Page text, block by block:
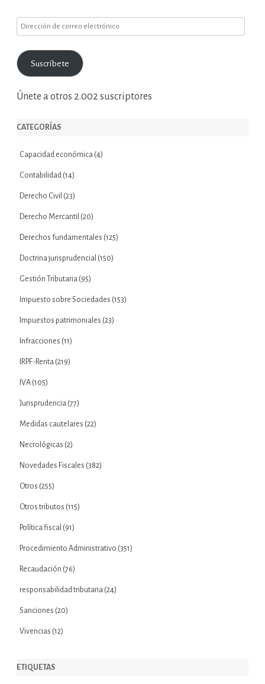
Dirección
correo
electrónico
Suscríbete
Únete a otros 2.002 suscriptores
CATEGORÍAS
Capacidad económica (4)
Contabilidad (14)
Derecho Civil (23)
Derecho Mercantil (20)
Derechos fundamentales (125)
Doctrina jurisprudencial (150)
Gestión Tributaria (95)
Impuesto sobre Sociedades (153)
Impuestos patrimoniales (23)
Infracciones (11)
IRPF-Renta (219)
IVA (105)
Jurisprudencia (77)
Medidas cautelares (22)
Necrológicas (2)
Novedades Fiscales (382)
Otros (255)
Otros tributos (115)
Política fiscal (91)
Procedimiento Administrativo (351)
Recaudación (76)
responsabilidad tributaria (24)
Sanciones (20)
Vivencias (12)
ETIQUETAS